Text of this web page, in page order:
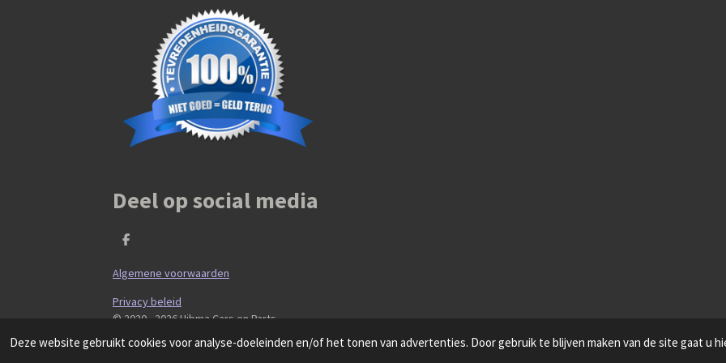
Deze website gebruikt cookies voor analyse-doeleinden en/of het tonen van advertenties. Door gebruik te blijven maken van de site gaat u
Deel op social media
D
l
e
Algemene voorwaarden
Privacy beleid
© 2020 - 2026 Hibma Cars en Parts